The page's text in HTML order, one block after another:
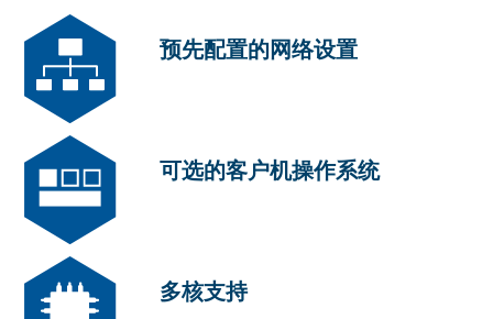
预先配置的网络设置
可选的客户机操作系统
多核支持